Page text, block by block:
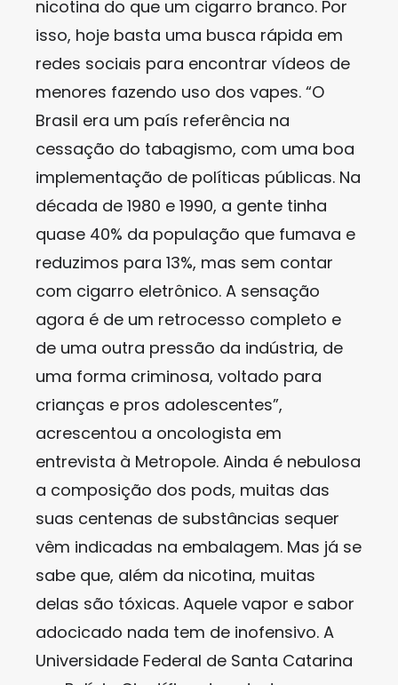
nicotina do que um cigarro branco. Por
isso, hoje basta uma busca rápida em
redes sociais para encontrar vídeos de
menores fazendo uso dos vapes. “O
Brasil era um país referência na
cessação do tabagismo, com uma boa
implementação de políticas públicas. Na
década de 1980 e 1990, a gente tinha
quase 40% da população que fumava e
reduzimos para 13%, mas sem contar
com cigarro eletrônico. A sensação
agora é de um retrocesso completo e
de uma outra pressão da indústria, de
uma forma criminosa, voltado para
crianças e pros adolescentes”,
acrescentou a oncologista em
entrevista à Metropole. Ainda é nebulosa
a composição dos pods, muitas das
suas centenas de substâncias sequer
vêm indicadas na embalagem. Mas já se
sabe que, além da nicotina, muitas
delas são tóxicas. Aquele vapor e sabor
adocicado nada tem de inofensivo. A
Universidade Federal de Santa Catarina